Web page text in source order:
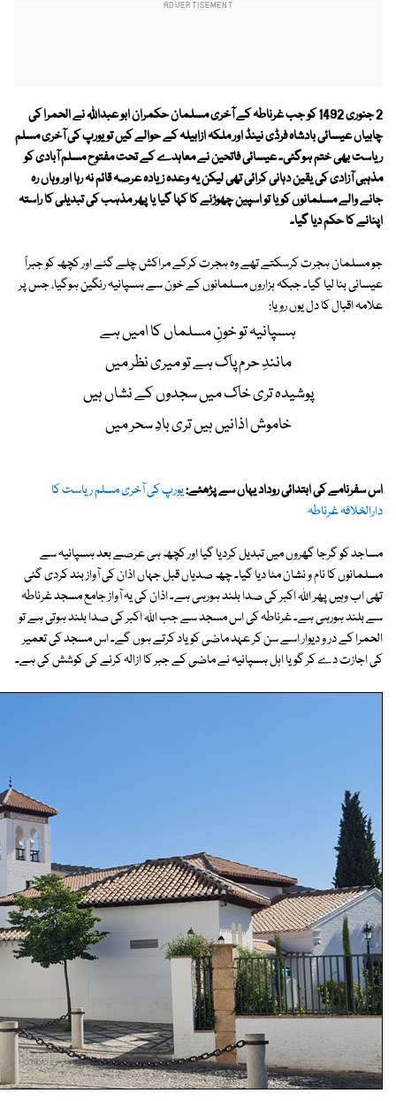
2 جنوری 1492 کو جب غرناطہ کے آخری مسلمان حکمران ابو عبداللہ نے الحمرا کی
چابیاں عیسائی بادشاہ فرڈی نینڈ اور ملکہ ازابیلہ کے حوالے کیں تو یورپ کی آخری مسلم
ریاست بھی ختم ہوگئی۔ عیسائی فاتحین نے معاہدے کے تحت مفتوح مسلم آبادی کو
مذہبی آزادی کی یقین دہانی کرائی تھی لیکن یہ وعدہ زیادہ عرصہ قائم نہ رہا اور وہاں رہ
جانے والے مسلمانوں کو یا تو اسپین چھوڑنے کا کہا گیا یا پھر مذہب کی تبدیلی کا راستہ
اپنانے کا حکم دیا گیا۔
جو مسلمان ہجرت کرسکتے تھے وہ ہجرت کرکے مراکش چلے گئے اور کچھ کو جبراً
عیسائی بنا لیا گیا۔ جبکہ ہزاروں مسلمانوں کے خون سے ہسپانیہ رنگین ہوگیا، جس پر
علامہ اقبال کا دل یوں رویا:
ہسپانیہ تو خونِ مسلماں کا امیں ہے
مانندِ حرم پاک ہے تو میری نظر میں
پوشیدہ تری خاک میں سجدوں کے نشاں ہیں
خاموش اذانیں ہیں تری بادِ سحر میں
اس سفرنامے کی ابتدائی روداد یہاں سے پڑھئے:یورپ کی آخری مسلم ریاست کا
دارالخلافہ غرناطہ
مساجد کو گرجا گھروں میں تبدیل کردیا گیا اور کچھ ہی عرصے بعد ہسپانیہ سے
مسلمانوں کا نام و نشان مٹا دیا گیا۔ چھ صدیاں قبل جہاں اذان کی آواز بند کردی گئی
تھی اب وہیں پھر اللہ اکبر کی صدا بلند ہورہی ہے۔ اذان کی یہ آواز جامع مسجد غرناطہ
سے بلند ہورہی ہے۔ غرناطہ کی اس مسجد سے جب اللہ اکبر کی صدا بلند ہوتی ہے تو
الحمرا کے در و دیوار اسے سن کر عہد ماضی کو یاد کرتے ہوں گے۔ اس مسجد کی تعمیر
کی اجازت دے کر گویا اہل ہسپانیہ نے ماضی کے جبر کا ازالہ کرنے کی کوشش کی ہے۔